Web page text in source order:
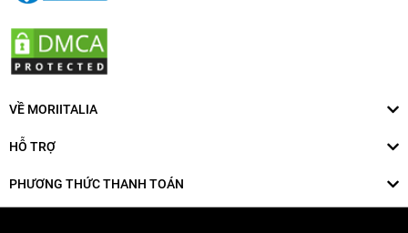
VỀ MORIITALIA
HỖ TRỢ
PHƯƠNG THỨC THANH TOÁN